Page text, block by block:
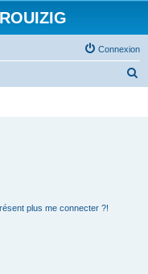
Connexion
plus me connecter ?!